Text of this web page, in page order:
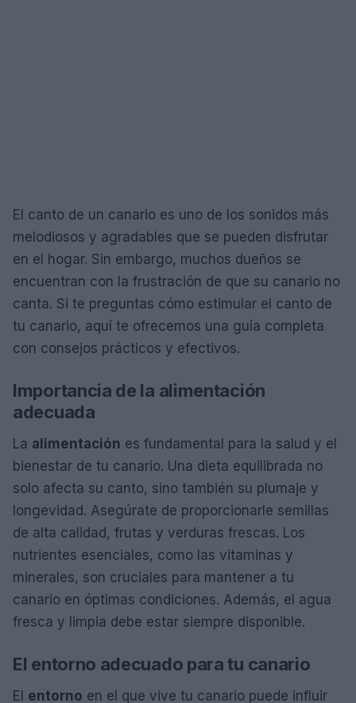
El canto de un canario es uno de los sonidos más
melodiosos y agradables que se pueden disfrutar
en el hogar. Sin embargo, muchos dueños se
encuentran con la frustración de que su canario no
canta. Si te preguntas cómo estimular el canto de
tu canario, aquí te ofrecemos una guía completa
con consejos prácticos y efectivos.
Importancia de la alimentación
adecuada
La alimentación es fundamental para la salud y el
bienestar de tu canario. Una dieta equilibrada no
solo afecta su canto, sino también su plumaje y
longevidad. Asegúrate de proporcionarle semillas
de alta calidad, frutas y verduras frescas. Los
nutrientes esenciales, como las vitaminas y
minerales, son cruciales para mantener a tu
canario en óptimas condiciones. Además, el agua
fresca y limpia debe estar siempre disponible.
El entorno adecuado para tu canario
El entorno en el que vive tu canario puede influir